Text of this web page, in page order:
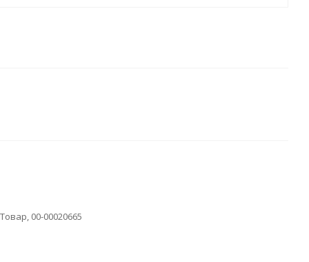
00-00020665